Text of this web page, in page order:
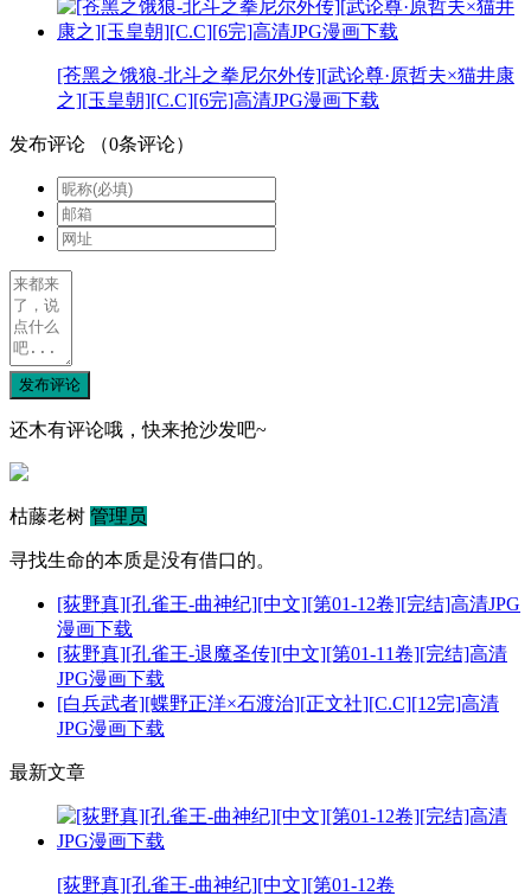
[苍黑之饿狼-北斗之拳尼尔外传][武论尊·原哲夫×猫井康
之][玉皇朝][C.C][6完]高清JPG漫画下载
发布评论 （0条评论）
发布评论
还木有评论哦，快来抢沙发吧~
枯藤老树 管理员
寻找生命的本质是没有借口的。
[荻野真][孔雀王-曲神纪][中文][第01-12卷][完结]高清JPG
漫画下载
[荻野真][孔雀王-退魔圣传][中文][第01-11卷][完结]高清
JPG漫画下载
[白兵武者][蝶野正洋×石渡治][正文社][C.C][12完]高清
JPG漫画下载
最新文章
[荻野真][孔雀王-曲神纪][中文][第01-12卷